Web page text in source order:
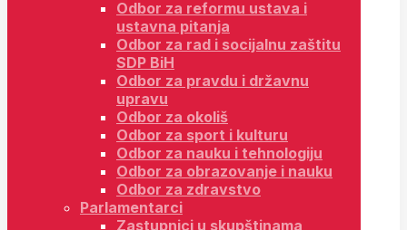
Odbor za reformu ustava i
ustavna pitanja
Odbor za rad i socijalnu zaštitu
SDP BiH
Odbor za pravdu i državnu
upravu
Odbor za okoliš
Odbor za sport i kulturu
Odbor za nauku i tehnologiju
Odbor za obrazovanje i nauku
Odbor za zdravstvo
Parlamentarci
Zastupnici u skupštinama